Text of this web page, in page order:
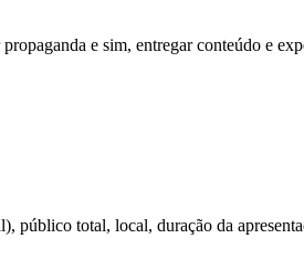
e sim, entregar conteúdo e
público total, local, duração da